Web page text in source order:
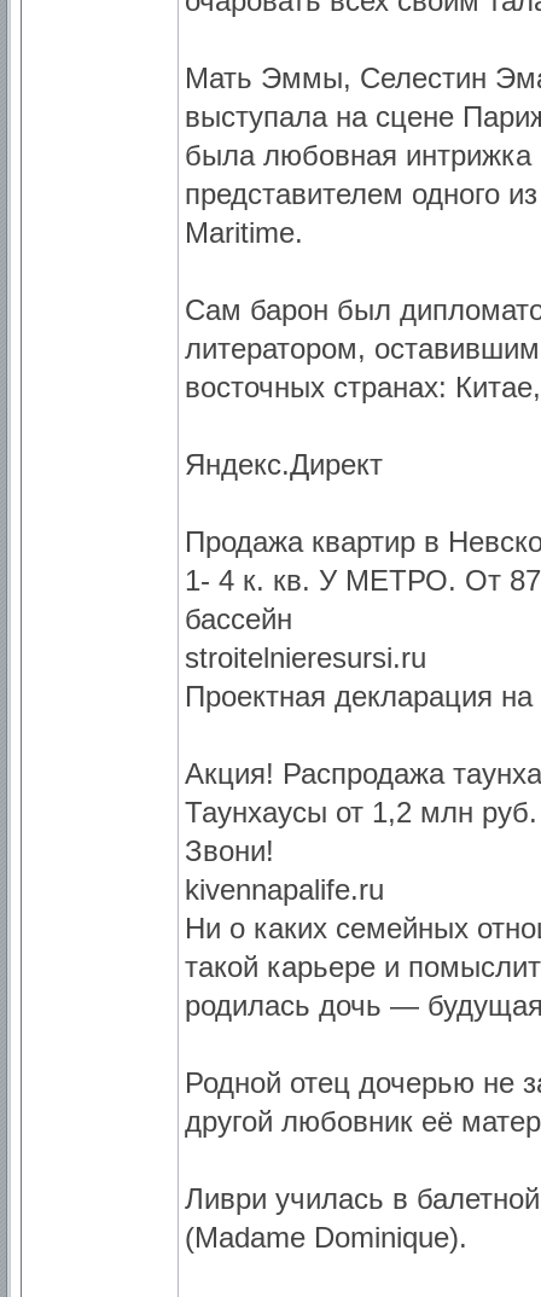
Мать Эммы, Селестин
выступала на сцене
была любовная
представителем одного
Maritime.
Сам барон был
литератором,
восточных странах:
Яндекс.Директ
Продажа квартир в
1- 4 к. кв. У МЕТРО. От 87
бассейн
stroitelnieresursi.ru
Проектная декларация
Акция! Распродажа
Таунхаусы от 1,2 млн
Звони!
kivennapalife.ru
Ни о каких семейных
такой карьере и
родилась дочь —
Родной отец дочерью не
другой любовник её
Ливри училась в
(Madame Dominique).